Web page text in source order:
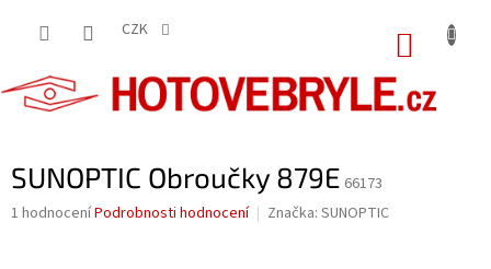
CZK
SUNOPTIC Obroučky 879E 66173
Průměrné
1 hodnoceníPodrobnosti hodnocení Značka: SUNOPTIC